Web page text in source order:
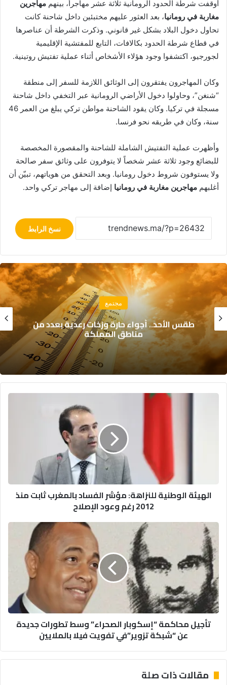
أوقفت شرطة الحدود الرومانية ثلاثة عشر مهاجراً، بينهم مهاجرين
مغاربة في رومانيا، بعد العثور عليهم مختبئين داخل شاحنة كانت
تحاول دخول البلاد بشكل غير قانوني. وذكرت الشرطة أن عناصرها
في قطاع شرطة الحدود بكالافات، التابع للمفتشية الإقليمية
لجورجيو، اكتشفوا وجود هؤلاء الأشخاص أثناء عملية تفتيش روتينية.
وكان المهاجرون يفتقرون إلى الوثائق اللازمة للسفر إلى منطقة
“شنغن”، وحاولوا دخول الأراضي الرومانية عبر التخفي داخل شاحنة
مسجلة في تركيا. وكان يقود الشاحنة مواطن تركي يبلغ من العمر 46
سنة، وكان في طريقه نحو فرنسا.
وأظهرت عملية التفتيش الشاملة للشاحنة والمقصورة المخصصة
للبضائع وجود ثلاثة عشر شخصاً لا يتوفرون على وثائق سفر صالحة
ولا يستوفون شروط دخول رومانيا. وبعد التحقق من هوياتهم، تبيّن أن
أغلبهم مهاجرين مغاربة في رومانيا إضافة إلى مهاجر تركي واحد.
نسخ الرابط
مجتمع
إسبانيا تراقب دعوات لمحاولة هجرة جماعية
جديدة نحو سبتة
رغمالهيئة الوطنية للنزاهة: مؤشر الفساد بالمغرب ثابت منذ
2012 رغم وعود الإصلاح
تأجيل
محاكمة
“إسكوبار
الصحراء”
وسط
تطورات
جديدة
عن
“شبكة
تزوير”في
بالملايين
تأجيل محاكمة “إسكوبار الصحراء” وسط تطورات جديدة
عن “شبكة تزوير”في تفويت فيلا بالملايين
مقالات ذات صلة